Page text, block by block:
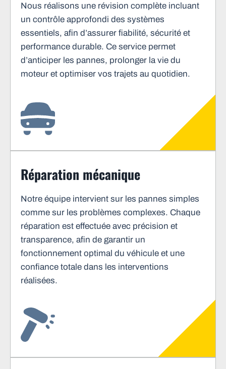
Nous réalisons une révision complète incluant
un contrôle approfondi des systèmes
essentiels, afin d’assurer fiabilité, sécurité et
performance durable. Ce service permet
d’anticiper les pannes, prolonger la vie du
moteur et optimiser vos trajets au quotidien.
Réparation mécanique
Notre équipe intervient sur les pannes simples
comme sur les problèmes complexes. Chaque
réparation est effectuée avec précision et
transparence, afin de garantir un
fonctionnement optimal du véhicule et une
confiance totale dans les interventions
réalisées.